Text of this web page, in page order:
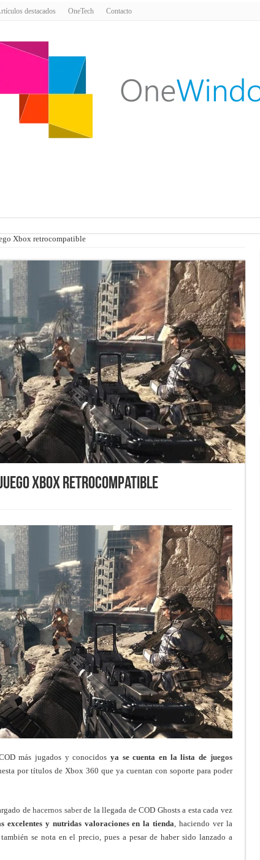
destacados OneTech Contacto
Xbox retrocompatible
Xbox retrocompatible
más jugados y conocidos ya se cuenta en la lista de juegos
por títulos de Xbox 360 que ya cuentan con soporte para poder
de hacernos saberde la llegada de COD Ghosts a esta cada vez
excelentes y nutridas valoraciones en la tienda , haciendo ver la
también se nota en el precio, pues a pesar de haber sido lanzado a